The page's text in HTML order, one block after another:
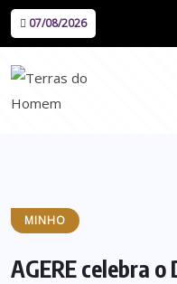
07/08/2026
MINHO
AGERE celebra